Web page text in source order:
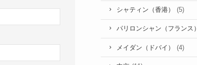
シャティン（香港） (5)
パリロンシャン（フランス）
メイダン（ドバイ） (4)